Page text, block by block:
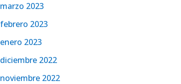
marzo 2023
febrero 2023
enero 2023
diciembre 2022
noviembre 2022